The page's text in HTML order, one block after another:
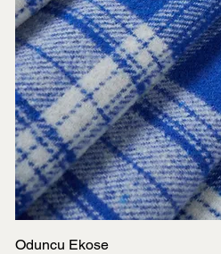
Oduncu Ekose